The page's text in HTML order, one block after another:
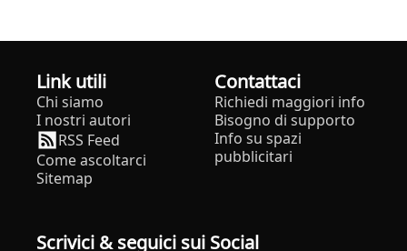
Link utili
Chi siamo
I nostri autori
RSS Feed
Come ascoltarci
Sitemap
Contattaci
Richiedi maggiori info
Bisogno di supporto
Info su spazi
pubblicitari
Scrivici & seguici sui Social